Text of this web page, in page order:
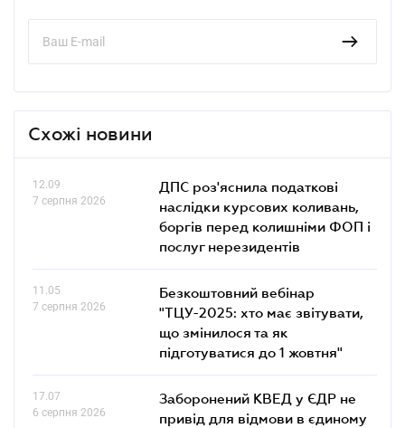
Схожі новини
12.09
7 серпня 2026
ДПС роз'яснила податкові
наслідки курсових коливань,
боргів перед колишніми ФОП і
послуг нерезидентів
11.05
7 серпня 2026
Безкоштовний вебінар
"ТЦУ-2025: хто має звітувати,
що змінилося та як
підготуватися до 1 жовтня"
17.07
6 серпня 2026
Заборонений КВЕД у ЄДР не
привід для відмови в єдиному